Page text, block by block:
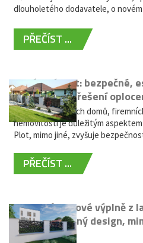
dlouholetého dodavatele, o
PŘEČÍST ...
Hliníkový plot: bezpečné,
bezúdržbové řešení
Oplocení rodinných domů,
nemovitostí je důležitým
Plot, mimo jiné, zvyšuje
PŘEČÍST ...
Moderní plotové výplně z
kovů: výjimečný design,
žádná údržba